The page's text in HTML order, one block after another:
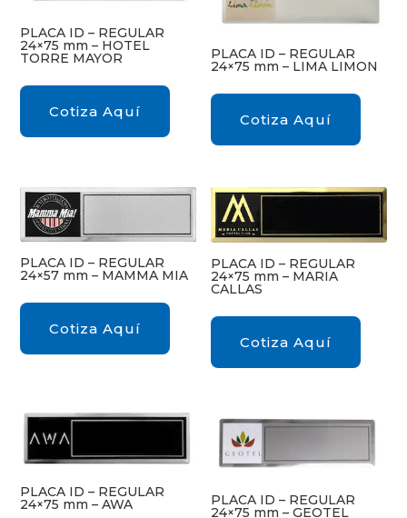
PLACA ID – REGULAR
24×75 mm – HOTEL
TORRE MAYOR
Cotiza Aquí
PLACA ID – REGULAR
24×75 mm – LIMA LIMON
Cotiza Aquí
PLACA ID – REGULAR
24×57 mm – MAMMA MIA
Cotiza Aquí
PLACA ID – REGULAR
24×75 mm – MARIA
CALLAS
Cotiza Aquí
PLACA ID – REGULAR
24×75 mm – AWA PLACA ID – REGULAR
24×75 mm – GEOTEL